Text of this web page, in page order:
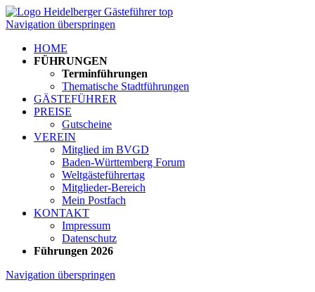
Navigation überspringen
HOME
FÜHRUNGEN
Terminführungen
Thematische Stadtführungen
GÄSTEFÜHRER
PREISE
Gutscheine
VEREIN
Mitglied im BVGD
Baden-Württemberg Forum
Weltgästeführertag
Mitglieder-Bereich
Mein Postfach
KONTAKT
Impressum
Datenschutz
Führungen 2026
Navigation überspringen